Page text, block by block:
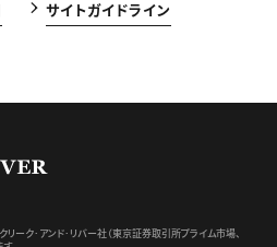
サイトガイドライン
リーク･アンド･リバー社（東京証券取引所プライム市場、